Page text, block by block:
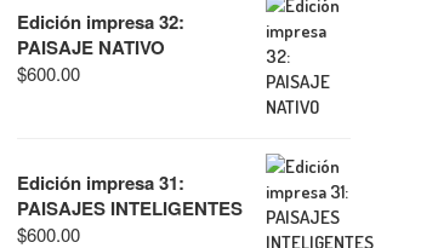
Edición impresa 32:
PAISAJE NATIVO
$600.00
Edición impresa 31:
PAISAJES INTELIGENTES
$600.00